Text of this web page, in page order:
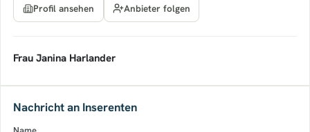
Profil ansehen Anbieter folgen
Frau Janina Harlander
Nachricht an Inserenten